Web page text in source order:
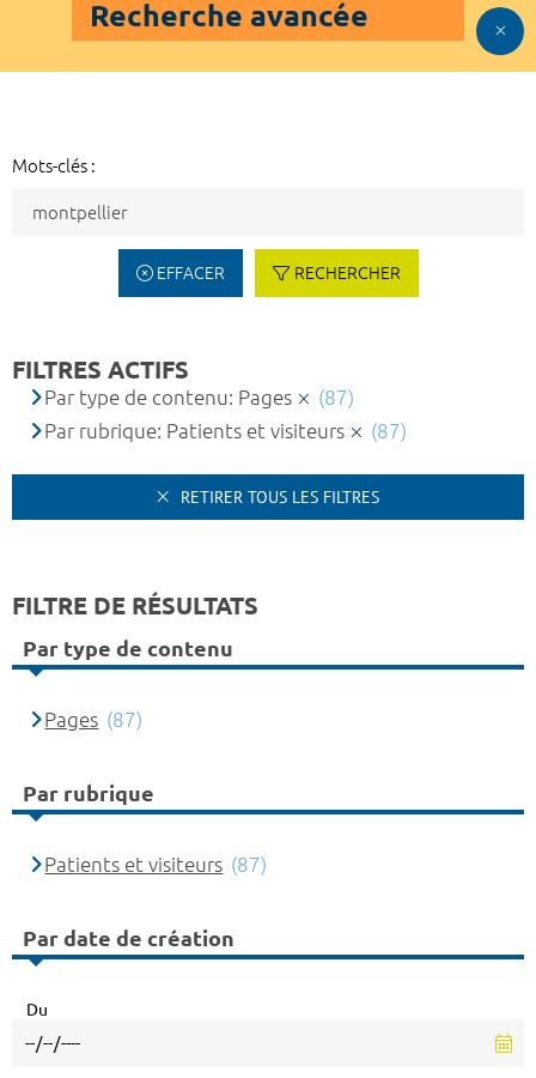
Recherche avancée
Mots-clés :
EFFACER RECHERCHER
FILTRES ACTIFS
Par type de contenu: Pages
(87)
Par rubrique: Patients et visiteurs
(87)
RETIRER TOUS LES FILTRES
FILTRE DE RÉSULTATS
Par type de contenu
Pages (87)
Par rubrique
Patients et visiteurs (87)
Par date de création
Du